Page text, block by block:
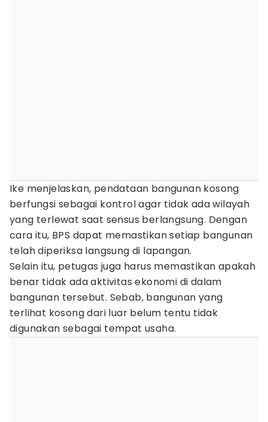
Ike menjelaskan, pendataan bangunan kosong
berfungsi sebagai kontrol agar tidak ada wilayah
yang terlewat saat sensus berlangsung. Dengan
cara itu, BPS dapat memastikan setiap bangunan
telah diperiksa langsung di lapangan.
Selain itu, petugas juga harus memastikan apakah
benar tidak ada aktivitas ekonomi di dalam
bangunan tersebut. Sebab, bangunan yang
terlihat kosong dari luar belum tentu tidak
digunakan sebagai tempat usaha.